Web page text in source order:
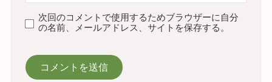
次回のコメントで使用するためブラウザーに自分
の名前、メールアドレス、サイトを保存する。